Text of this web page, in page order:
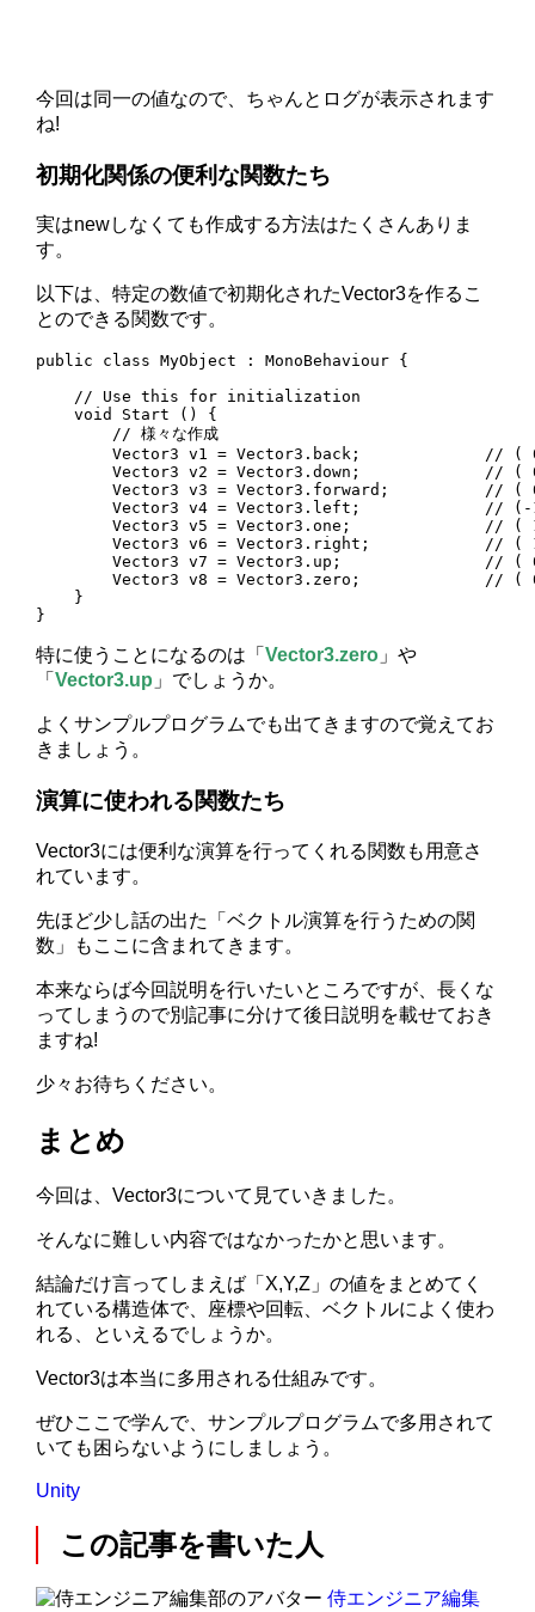
今回は同一の値なので、ちゃんとログが表示されます
ね!
初期化関係の便利な関数たち
実はnewしなくても作成する方法はたくさんありま
す。
以下は、特定の数値で初期化されたVector3を作るこ
とのできる関数です。
public class MyObject : MonoBehaviour {
    // Use this for initialization
    void Start () {
        // 様々な作成
Vector3 v1 = Vector3.back;             // (
Vector3 v2 = Vector3.down;             // (
Vector3 v3 = Vector3.forward;          // (
Vector3 v4 = Vector3.left;             //
Vector3 v5 = Vector3.one;              // (
Vector3 v6 = Vector3.right;            // (
Vector3 v7 = Vector3.up;               // (
Vector3 v8 = Vector3.zero;             // (
    }
}
特に使うことになるのは「Vector3.zero 」や
「Vector3.up 」でしょうか。
よくサンプルプログラムでも出てきますので覚えてお
きましょう。
演算に使われる関数たち
Vector3には便利な演算を行ってくれる関数も用意さ
れています。
先ほど少し話の出た「ベクトル演算を行うための関
数」もここに含まれてきます。
本来ならば今回説明を行いたいところですが、長くな
ってしまうので別記事に分けて後日説明を載せておき
ますね!
少々お待ちください。
まとめ
今回は、Vector3について見ていきました。
そんなに難しい内容ではなかったかと思います。
結論だけ言ってしまえば「X,Y,Z」の値をまとめてく
れている構造体で、座標や回転、ベクトルによく使わ
れる、といえるでしょうか。
Vector3は本当に多用される仕組みです。
ぜひここで学んで、サンプルプログラムで多用されて
いても困らないようにしましょう。
Unity
この記事を書いた人
侍エンジニア編集